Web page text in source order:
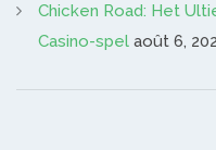
Chicken Road: Het
Casino-spel août 6,